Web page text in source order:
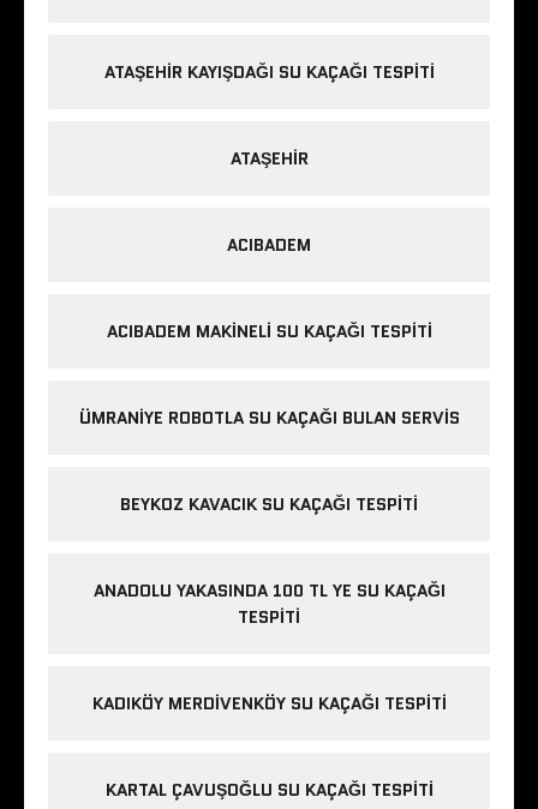
ATAŞEHIR KAYIŞDAĞI SU KAÇAĞI TESPITI
ATAŞEHIR
ACIBADEM
ACIBADEM MAKINELI SU KAÇAĞI TESPITI
ÜMRANIYE ROBOTLA SU KAÇAĞI BULAN SERVIS
BEYKOZ KAVACIK SU KAÇAĞI TESPITI
ANADOLU YAKASINDA 100 TL YE SU KAÇAĞI
TESPITI
KADIKÖY MERDIVENKÖY SU KAÇAĞI TESPITI
KARTAL ÇAVUŞOĞLU SU KAÇAĞI TESPITI